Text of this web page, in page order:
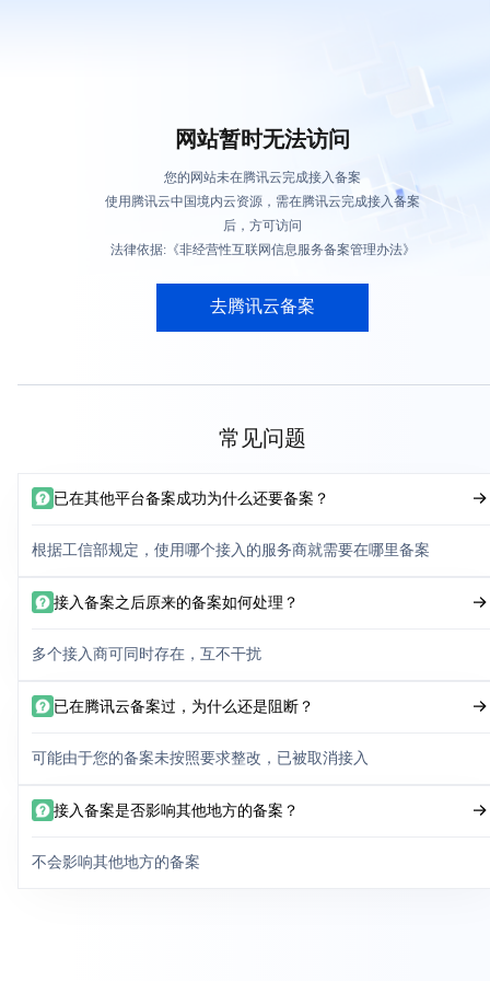
网站暂时无法访问
您的网站未在腾讯云完成接入备案
使用腾讯云中国境内云资源，需在腾讯云完成接入备案
后，方可访问
法律依据:《非经营性互联网信息服务备案管理办法》
去腾讯云备案
常见问题
已在其他平台备案成功为什么还要备案？
根据工信部规定，使用哪个接入的服务商就需要在哪里备案
接入备案之后原来的备案如何处理？
多个接入商可同时存在，互不干扰
已在腾讯云备案过，为什么还是阻断？
可能由于您的备案未按照要求整改，已被取消接入
接入备案是否影响其他地方的备案？
不会影响其他地方的备案